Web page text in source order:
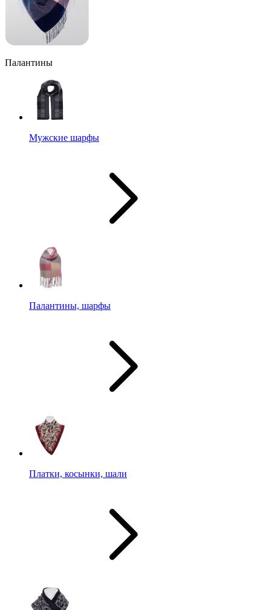
Палантины
Мужские шарфы
Палантины, шарфы
Платки, косынки, шали